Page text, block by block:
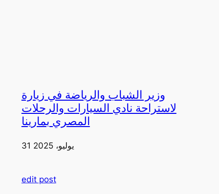
وزير الشباب والرياضة في زيارة
لاستراحة نادي السيارات والرحلات
المصري بمارينا
31 يوليو، 2025
edit post